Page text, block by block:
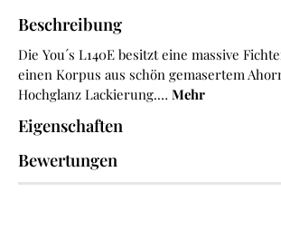
Beschreibung
Die You´s L140E besitzt eine massive
einen Korpus aus schön gemasertem
Hochglanz Lackierung.… Mehr
Eigenschaften
Bewertungen